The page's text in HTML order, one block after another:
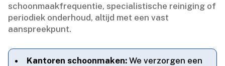
schoonmaakfrequentie, specialistische reiniging of
periodiek onderhoud, altijd met een vast
aanspreekpunt.​
Kantoren schoonmaken: We verzorgen een